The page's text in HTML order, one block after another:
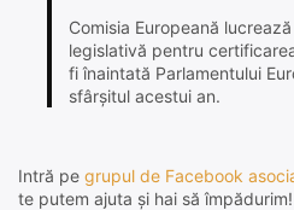
Comisia Europeană
legislativă pentru
fi înaintată Parlamentului
sfârșitul acestui an.
Intră pe grupul de Facebook
te putem ajuta și hai să împădurim!